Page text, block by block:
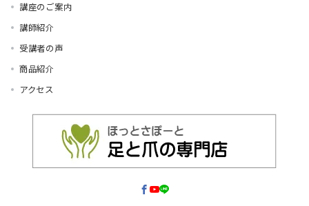
講座のご案内
講師紹介
受講者の声
商品紹介
アクセス